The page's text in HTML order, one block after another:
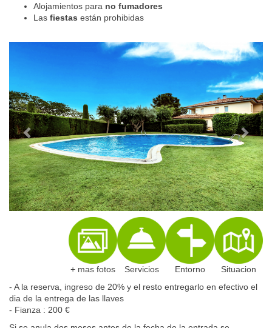
Alojamientos para no fumadores
Las fiestas están prohibidas
Next
+ mas fotos Servicios Entorno
Situacion
- A la reserva, ingreso de 20% y el resto entregarlo en efectivo el
dia de la entrega de las llaves
- Fianza : 200 €